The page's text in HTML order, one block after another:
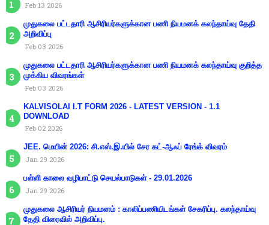
Feb 13 2026
முதுகலை பட்டதாரி ஆசிரியர்களுக்கான பணி நியமனக் கலந்தாய்வு தேதி
அறிவிப்பு
Feb 03 2026
முதுகலை பட்டதாரி ஆசிரியர்களுக்கான பணி நியமனக் கலந்தாய்வு குறித்த
முக்கிய விவரங்கள்
Feb 03 2026
KALVISOLAI I.T FORM 2026 - LATEST VERSION - 1.1
DOWNLOAD
Feb 02 2026
JEE. மெயின் 2026: சி.எஸ்.இ.யில் சேர கட்-ஆஃப் ரேங்க் விவரம்
Jan 29 2026
பள்ளி காலை வழிபாட்டு செயல்பாடுகள் - 29.01.2026
Jan 29 2026
முதுகலை ஆசிரியர் நியமனம் : காலிப்பணியிடங்கள் சேகரிப்பு. கலந்தாய்வு
தேதி விரைவில் அறிவிப்பு.